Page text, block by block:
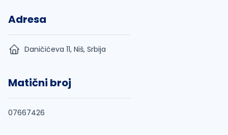
Adresa
Daničićeva 11, Niš, Srbija
Matični broj
07667426